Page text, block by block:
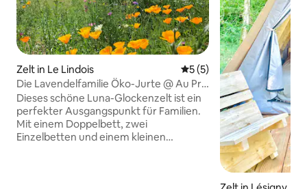
Zelt in Le Lindois Durchschnittliche
5 (5)
Die Lavendelfamilie Öko-Jurte @ Au Pré
Fleuri
Dieses schöne Luna-Glockenzelt ist ein
perfekter Ausgangspunkt für Familien.
Mit einem Doppelbett, zwei
Einzelbetten und einem kleinen